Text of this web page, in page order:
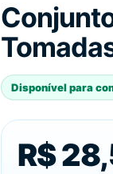
Disponível para
R$